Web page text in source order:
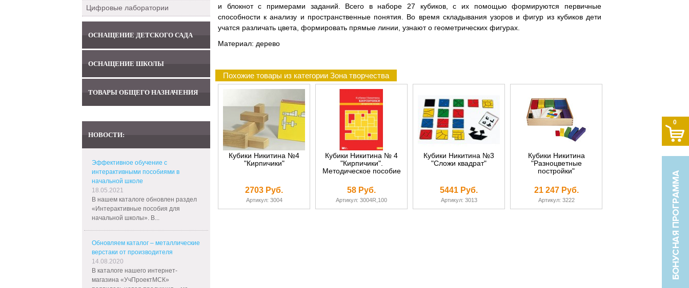
Цифровые лаборатории
ОСНАЩЕНИЕ ДЕТСКОГО САДА
ОСНАЩЕНИЕ ШКОЛЫ
ТОВАРЫ ОБЩЕГО НАЗНАЧЕНИЯ
НОВОСТИ:
Эффективное обучение с
интерактивными пособиями в
начальной школе
18.05.2021
В нашем каталоге обновлен раздел
«Интерактивные пособия для
начальной школы». В...
Обновляем каталог – металлические
верстаки от производителя
14.08.2020
В каталоге нашего интернет-
магазина «УчПроектМСК»
и блокнот с примерами заданий. Всего в наборе 27 кубиков, с их помощью формируются первичные
способности к анализу и пространственные понятия. Во время складывания узоров и фигур из кубиков дети
учатся различать цвета, формировать прямые линии, узнают о геометрических фигурах.
Материал: дерево
Похожие товары из категории Зона творчества
Кубики Никитина №4
"Кирпичики"
2703 Руб.
Артикул: 3004
Кубики Никитина № 4
"Кирпичики".
Методическое пособие
58 Руб.
Артикул: 3004R,100
Кубики Никитина №3
"Сложи квадрат"
5441 Руб.
Артикул: 3013
Кубики Никитина
"Разноцветные
постройки"
21 247 Руб.
Артикул: 3222
0